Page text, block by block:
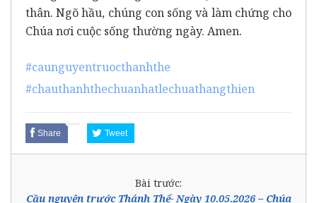
thân. Ngõ hầu, chúng con sống và làm chứng cho
Chúa nơi cuộc sống thường ngày. Amen.
#caunguyentruocthanhthe
#chauthanhthechuanhatlechuathangthien
Share Tweet
Bài trước:
Cầu nguyện trước Thánh Thể- Ngày 10.05.2026 – Chúa